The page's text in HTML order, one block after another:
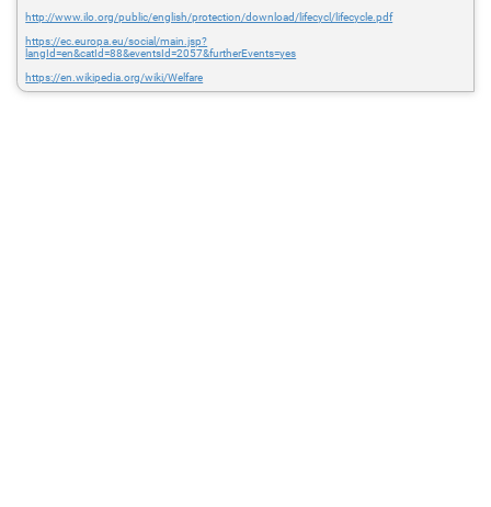
http://www.ilo.org/public/english/protection/download/lifecycl/lifecycle.pdf
https://ec.europa.eu/social/main.jsp?
langId=en&catId=88&eventsId=2057&furtherEvents=yes
https://en.wikipedia.org/wiki/Welfare